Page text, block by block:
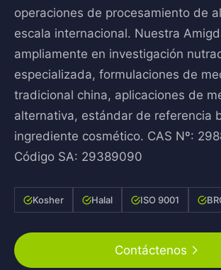
operaciones de procesamiento de
escala internacional. Nuestra
ampliamente en investigación
especializada, formulaciones de
tradicional china, aplicaciones de
alternativa, estándar de referencia
ingrediente cosmético. CAS Nº:
Código SA: 29389090
Kosher Halal ISO 9001
Contáctenos